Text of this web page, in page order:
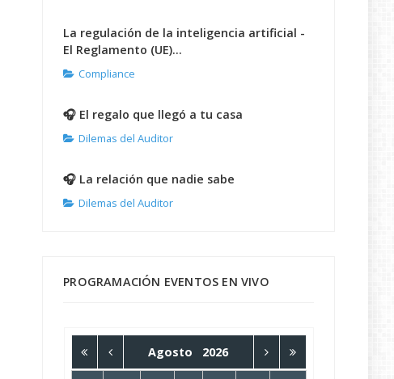
La regulación de la inteligencia artificial -
El Reglamento (UE)...
Compliance
🎧 El regalo que llegó a tu casa
Dilemas del Auditor
🎧 La relación que nadie sabe
Dilemas del Auditor
PROGRAMACIÓN EVENTOS EN VIVO
Agosto 2026